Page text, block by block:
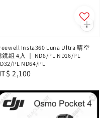
Insta360 Luna Ultra 晴空
鏡組 4入 ｜ ND8/PL ND16/PL
PL ND64/PL
2,100